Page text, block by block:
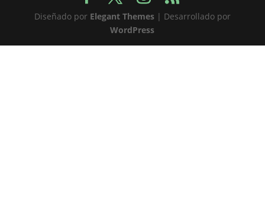
Diseñado por Elegant Themes| Desarrollado por
WordPress